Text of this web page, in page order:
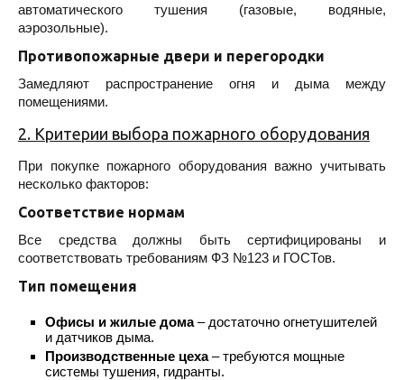
автоматического тушения (газовые, водяные,
аэрозольные).
Противопожарные двери и перегородки
Замедляют распространение огня и дыма между
помещениями.
2. Критерии выбора пожарного оборудования
При покупке пожарного оборудования важно учитывать
несколько факторов:
Соответствие нормам
Все средства должны быть сертифицированы и
соответствовать требованиям ФЗ №123 и ГОСТов.
Тип помещения
Офисы и жилые дома– достаточно огнетушителей
и датчиков дыма.
Производственные цеха– требуются мощные
системы тушения, гидранты.